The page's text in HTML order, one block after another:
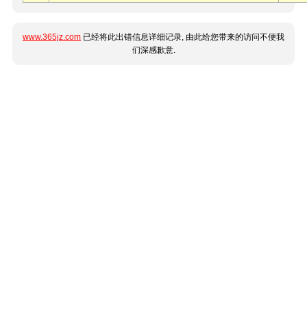
www.365jz.com 已经将此出错信息详细记录, 由此给您带来的访问不便我
们深感歉意.